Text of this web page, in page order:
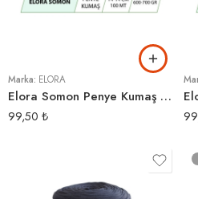
Marka: ELORA
Elora Somon Penye Kumaş Örgü İpi
99,50 ₺